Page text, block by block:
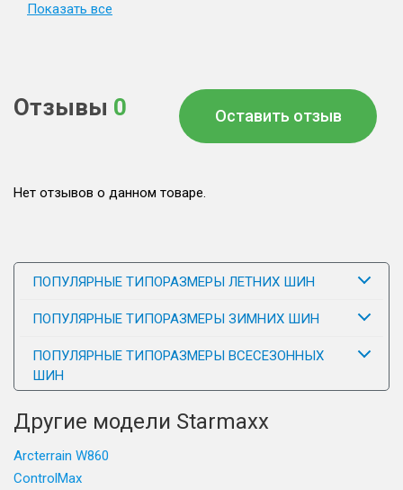
Показать все
Отзывы 0 Оставить отзыв
Нет отзывов о данном товаре.
ПОПУЛЯРНЫЕ ТИПОРАЗМЕРЫ ЛЕТНИХ ШИН
ПОПУЛЯРНЫЕ ТИПОРАЗМЕРЫ ЗИМНИХ ШИН
ПОПУЛЯРНЫЕ ТИПОРАЗМЕРЫ ВСЕСЕЗОННЫХ
ШИН
Другие модели Starmaxx
Arcterrain W860
ControlMax